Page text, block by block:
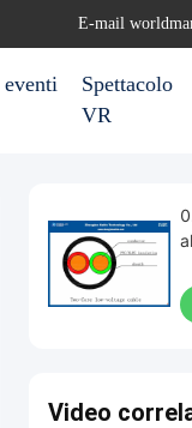
E-mail
eventi
Spettacolo
VR
Video